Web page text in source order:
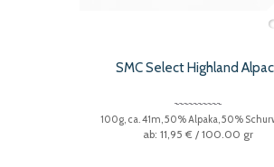
SMC Select Highland
100g, ca. 41m, 50% Alpaka, 50%
11,95 € / 100.00 gr